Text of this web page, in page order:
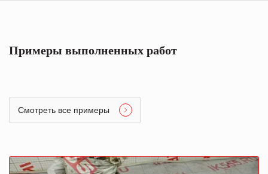
Примеры выполненных работ
Смотреть все примеры